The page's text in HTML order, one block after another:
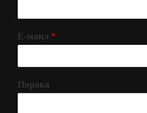
Е-маил *
Порака